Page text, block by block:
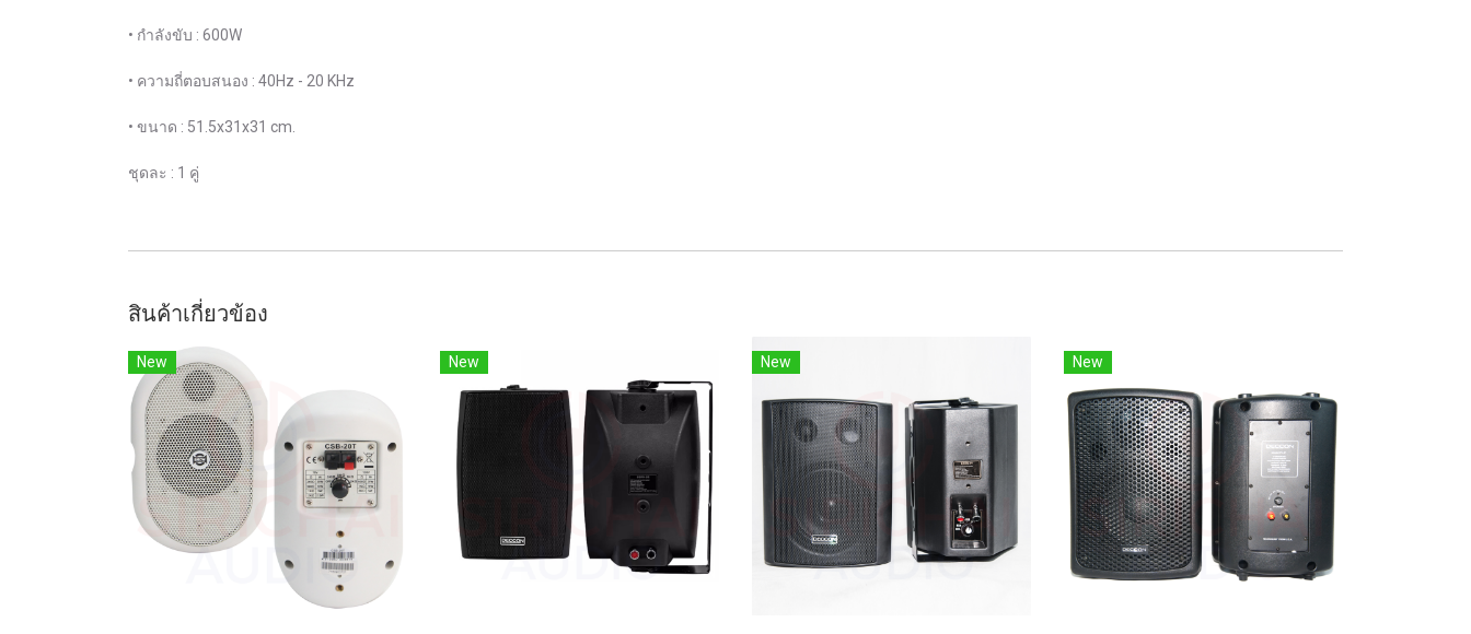
• กำลังขับ : 600W
• ความถี่ตอบสนอง : 40Hz - 20 KHz
• ขนาด : 51.5x31x31 cm.
ชุดละ : 1 คู่
สินค้าเกี่ยวข้อง
New New New New